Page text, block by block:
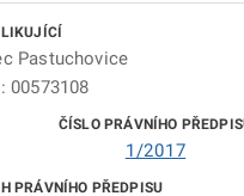
Pastuchovice
00573108
1/2017